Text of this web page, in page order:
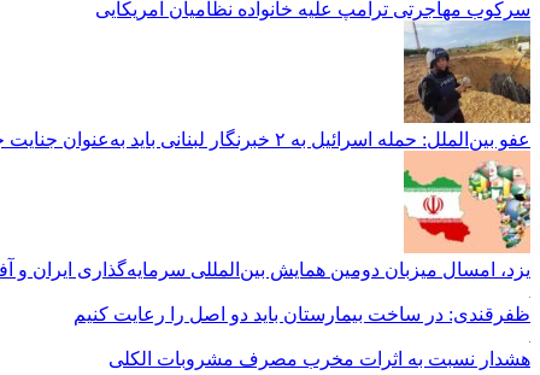
سرکوب مهاجرتی ترامپ علیه خانواده نظامیان آمریکایی
عفو بین‌الملل: حمله اسرائیل به ۲ خبرنگار لبنانی باید به‌عنوان جنایت جنگی مورد بررسی قرار گیرد
یزد، امسال میزبان دومین همایش بین‌المللی سرمایه‌گذاری ایران و
ظفرقندی: در ساخت بیمارستان باید دو اصل را رعایت کنیم
هشدار نسبت به اثرات مخرب مصرف مشروبات الکلی